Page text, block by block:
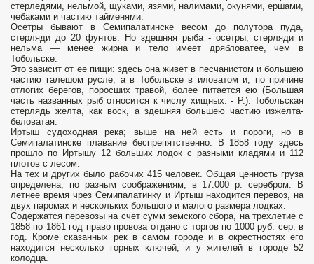
стерледями, нельмой, щуками, язями, налимами, окунями, ершами,
чебаками и частию тайменями.
Осетры бывают в Семипалатинске весом до полутора пуда,
стерляди до 20 фунтов. Но здешняя рыба - осетры, стерляди и
нельма — менее жирна и тело имеет дрябловатее, чем в
Тобольске.
Это зависит от ее пищи: здесь она живет в песчанистом и большею
частию галешом русле, а в Тобольске в иловатом и, по причине
отлогих берегов, поросших травой, более питается ею (Большая
часть названных рыб относится к числу хищных. - Р.). Тобольская
стерлядь желта, как воск, а здешняя большею частию изжелта-
беловатая.
Иртыш судоходная река; выше на ней есть и пороги, но в
Семипалатинске плавание беспрепятственно. В 1858 году здесь
прошло по Иртышу 12 больших лодок с разными кладями и 112
плотов с лесом.
На тех и других было рабочих 415 человек. Общая ценность груза
определена, по разным соображениям, в 17.000 р. серебром. В
летнее время чрез Семипалатинку и Иртыш находится перевоз, на
двух паромах и нескольких большого и малого размера лодках.
Содержатся перевозы на счет сумм земского сбора, на трехлетие с
1858 по 1861 год право провоза отдано с торгов по 1000 руб. сер. в
год. Кроме сказанных рек в самом городе и в окрестностях его
находится несколько горных ключей, и у жителей в городе 52
колодца.